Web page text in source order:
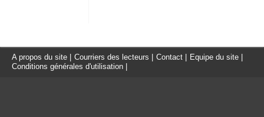
A propos du site Courriers des lecteurs Contact Equipe du site
Conditions générales d'utilisation